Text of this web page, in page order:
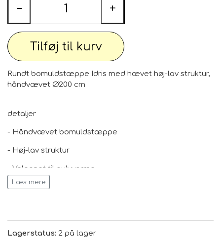
− +
Tilføj til kurv
Rundt bomuldstæppe Idris med hævet høj-lav struktur,
håndvævet Ø200 cm
detaljer
- Håndvævet bomuldstæppe
- Høj-lav struktur
- Velegnet til gulvvarme
Læs mere
Lagerstatus: 2 på lager